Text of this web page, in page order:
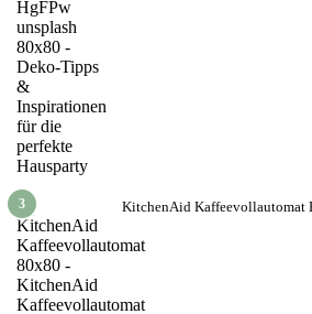
3 KitchenAid Kaffeevollautomat